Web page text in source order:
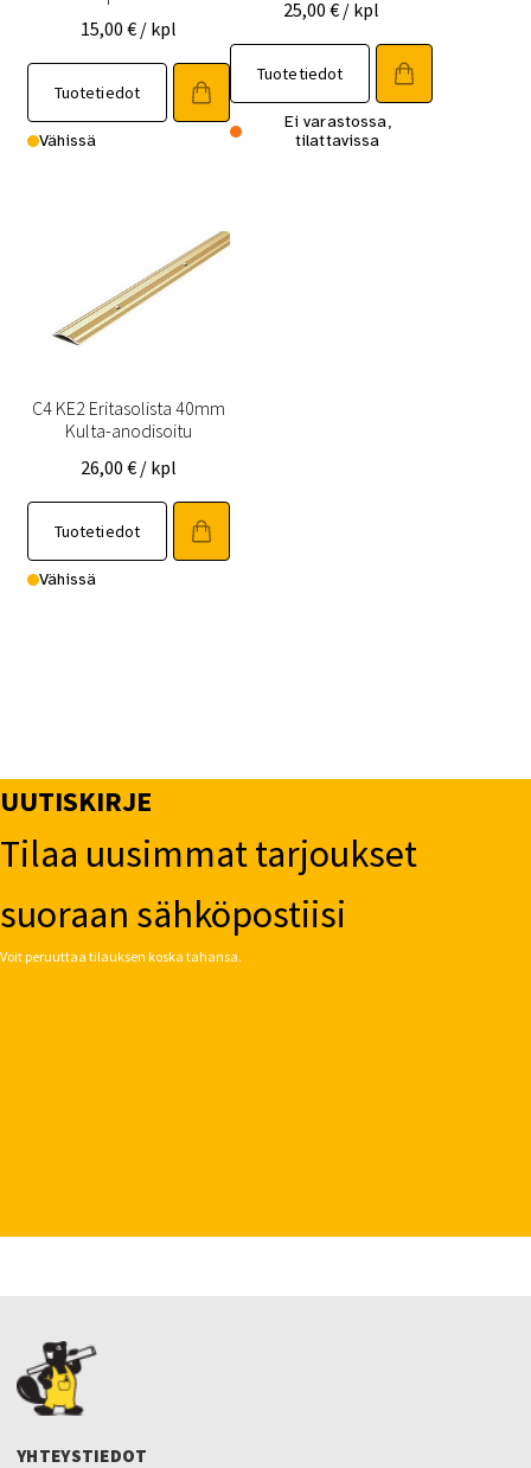
15,00 € / kpl
Tuotetiedot
Vähissä
25,00€ / kpl
Tuotetiedot
Ei varastossa,
tilattavissa
C4 KE2 Eritasolista 40mm
Kulta-anodisoitu
26,00 € / kpl
Tuotetiedot
Vähissä
UUTISKIRJE
Tilaa uusimmat tarjoukset
suoraan sähköpostiisi
Voit peruuttaa tilauksen koska tahansa.
YHTEYSTIEDOT